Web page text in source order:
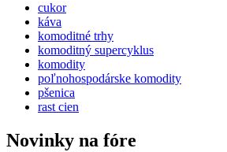
cukor
káva
komoditné trhy
komoditný supercyklus
komodity
poľnohospodárske komodity
pšenica
rast cien
Novinky na fóre